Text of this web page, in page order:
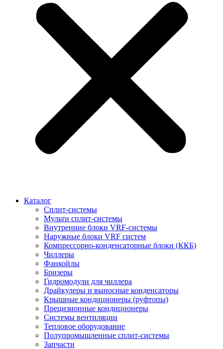
Каталог
Сплит-системы
Мульти сплит-системы
Внутренние блоки VRF-cистемы
Наружные блоки VRF cистем
Компрессорно-конденсаторные блоки (ККБ)
Чиллеры
Фанкойлы
Бризеры
Гидромодули для чиллера
Драйкулеры и выносные конденсаторы
Крышные кондиционеры (руфтопы)
Прецизионные кондиционеры
Системы вентиляции
Тепловое оборудование
Полупромышленные сплит-системы
Запчасти